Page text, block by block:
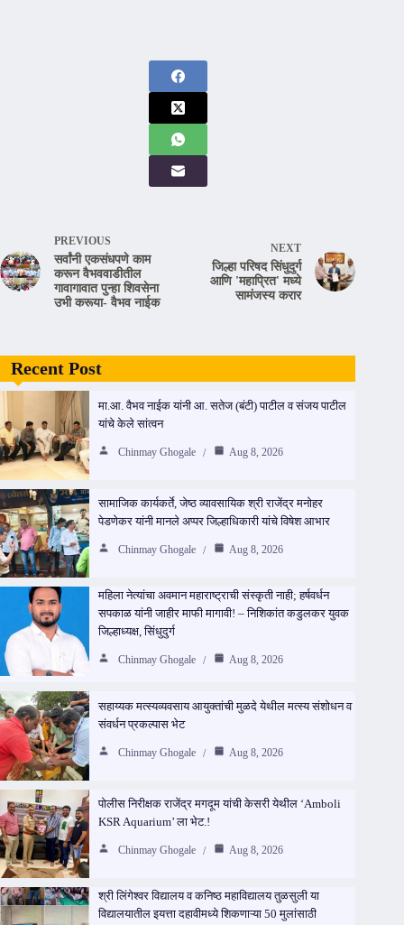
PREVIOUS
सर्वांनी एकसंधपणे काम
करून वैभववाडीतील
गावागावात पुन्हा शिवसेना
उभी करूया- वैभव नाईक
NEXT
जिल्हा परिषद सिंधुदुर्ग
आणि 'महाप्रित' मध्ये
सामंजस्य करार
Recent Post
मा.आ. वैभव नाईक यांनी आ. सतेज (बंटी) पाटील व संजय पाटील
यांचे केले सांत्वन
Chinmay Ghogale Aug 8, 2026
सामाजिक कार्यकर्ते, जेष्ठ व्यावसायिक श्री राजेंद्र मनोहर
पेडणेकर यांनी मानले अप्पर जिल्हाधिकारी यांचे विषेश आभार
Chinmay Ghogale Aug 8, 2026
महिला नेत्यांचा अवमान महाराष्ट्राची संस्कृती नाही; हर्षवर्धन
सपकाळ यांनी जाहीर माफी मागावी! – निशिकांत कडुलकर युवक
जिल्हाध्यक्ष, सिंधुदुर्ग
Chinmay Ghogale Aug 8, 2026
सहाय्यक मत्स्यव्यवसाय आयुक्तांची मुळदे येथील मत्स्य संशोधन व
संवर्धन प्रकल्पास भेट
Chinmay Ghogale Aug 8, 2026
पोलीस निरीक्षक राजेंद्र मगदूम यांची केसरी येथील ‘Amboli
KSR Aquarium’ ला भेट.!
Chinmay Ghogale Aug 8, 2026
श्री लिंगेश्वर विद्यालय व कनिष्ठ महाविद्यालय तुळसुली या
विद्यालयातील इयत्ता दहावीमध्ये शिकणाऱ्या 50 मुलांसाठी